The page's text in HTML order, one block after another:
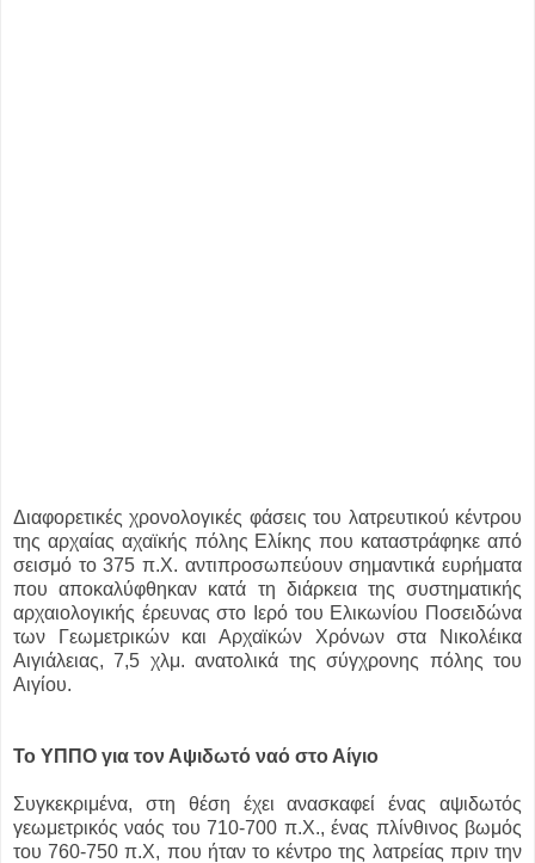
Διαφορετικές χρονολογικές φάσεις του λατρευτικού κέντρου
της αρχαίας αχαϊκής πόλης Ελίκης που καταστράφηκε από
σεισμό το 375 π.Χ. αντιπροσωπεύουν σημαντικά ευρήματα
που αποκαλύφθηκαν κατά τη διάρκεια της συστηματικής
αρχαιολογικής έρευνας στο Ιερό του Ελικωνίου Ποσειδώνα
των Γεωμετρικών και Αρχαϊκών Χρόνων στα Νικολέικα
Αιγιάλειας, 7,5 χλμ. ανατολικά της σύγχρονης πόλης του
Αιγίου.
Το ΥΠΠΟ για τον Αψιδωτό ναό στο Αίγιο
Συγκεκριμένα, στη θέση έχει ανασκαφεί ένας αψιδωτός
γεωμετρικός ναός του 710-700 π.Χ., ένας πλίνθινος βωμός
του 760-750 π.Χ, που ήταν το κέντρο της λατρείας πριν την